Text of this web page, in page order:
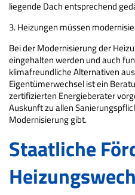
liegende Dach entsprechend
3. Heizungen müssen
Bei der Modernisierung der
eingehalten werden und auch
klimafreundliche Alternativen
Eigentümerwechsel ist ein
zertifizierten Energieberater
Auskunft zu allen
Modernisierung gibt.
Staatliche